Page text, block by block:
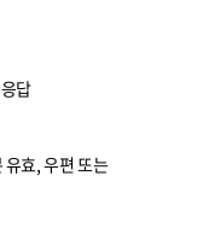
답
효, 우편 또는